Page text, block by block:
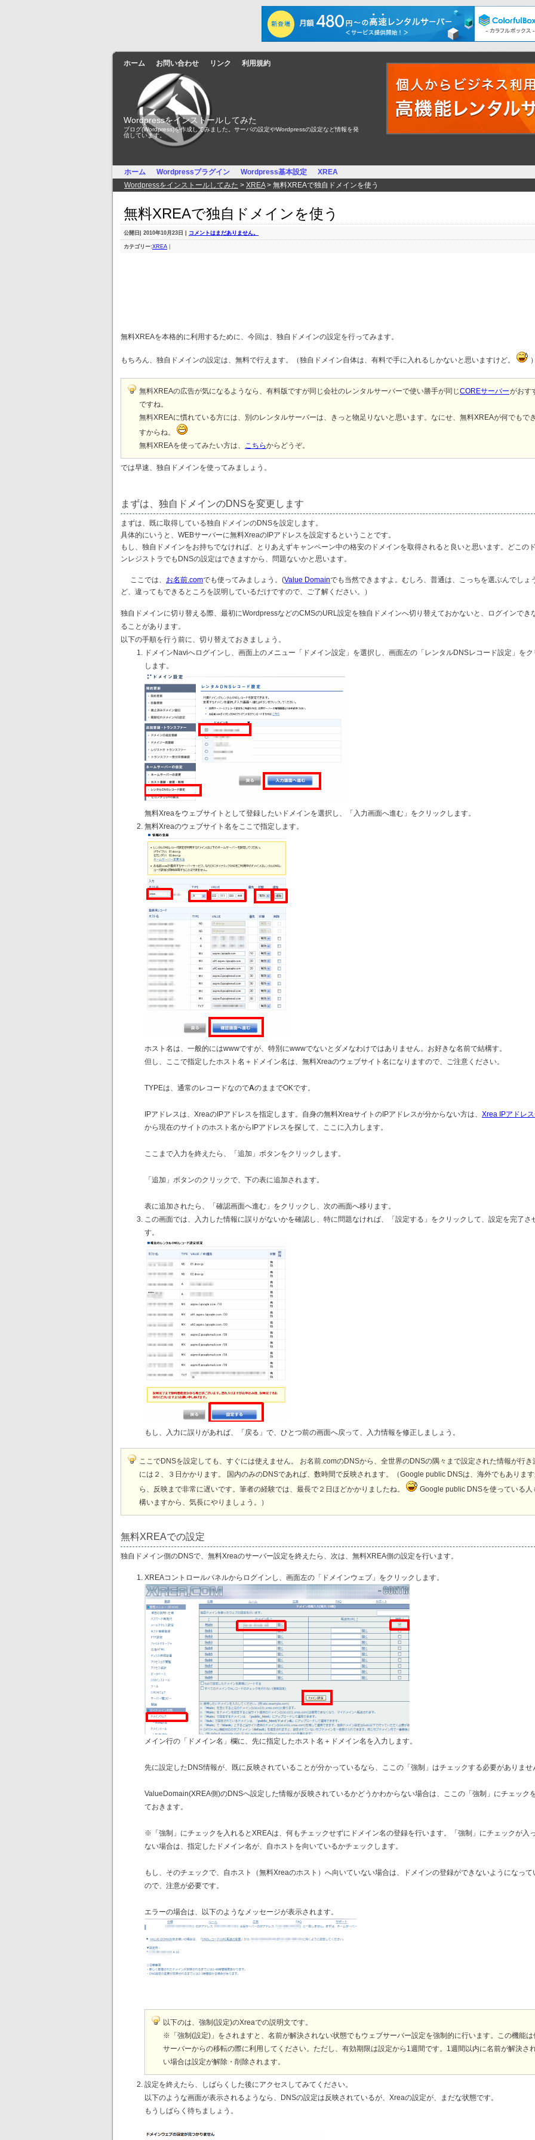
ホーム お問い合わせ リンク 利用規約
Wordpressをインストールしてみた
ブログ(Wordpress)を作成してみました。サーバの設定やWordpressの設定など情報を発
信しています。
ホーム Wordpressプラグイン Wordpress基本設定
XREA
Wordpressをインストールしてみた > XREA> 無料XREAで独自ドメインを使う
無料XREAで独自ドメインを使う
公開日 | 2010年10月23日 | コメントはまだありません。
カテゴリー:XREA
無料XREAを本格的に利用するために、今回は、独自ドメインの設定を行ってみます。
もちろん、独自ドメインの設定は、無料で行えます。（独自ドメイン自体は、有料で手に入れるしかないと思いますけど。 ）
無料XREAの広告が気になるようなら、有料版ですが同じ会社のレンタルサーバーで使い勝手が同じCOREサーバーがおす
ですね。
無料XREAに慣れている方には、別のレンタルサーバーは、きっと物足りないと思います。なにせ、無料XREAが何でもで
すからね。
無料XREAを使ってみたい方は、
こちらからどうぞ。
では早速、独自ドメインを使ってみましょう。
まずは、独自ドメインのDNSを変更します
まずは、既に取得している独自ドメインのDNSを設定します。
具体的にいうと、WEBサーバーに無料XreaのIPアドレスを設定するということです。
もし、独自ドメインをお持ちでなければ、とりあえずキャンペーン中の格安のドメインを取得されると良いと思います。どこの
ンレジストラでもDNSの設定はできますから、問題ないかと思います。
ここでは、 お名前.comでも使ってみましょう。(Value Domainでも当然できますよ。むしろ、普通は、こっちを選ぶんでしょ
ど、違ってもできるところを説明しているだけですので、ご了解ください。）
独自ドメインに切り替える際、最初にWordpressなどのCMSのURL設定を独自ドメインへ切り替えておかないと、ログインでき
ることがあります。
以下の手順を行う前に、切り替えておきましょう。
ドメインNaviへログインし、画面上のメニュー「ドメイン設定」を選択し、画面左の「レンタルDNSレコード設定」をク
します。
無料Xreaをウェブサイトとして登録したいドメインを選択し、「入力画面へ進む」をクリックします。
無料Xreaのウェブサイト名をここで指定します。
ホスト名は、一般的にはwwwですが、特別にwwwでないとダメなわけではありません。お好きな名前で結構す。
但し、ここで指定したホスト名＋ドメイン名は、無料Xreaのウェブサイト名になりますので、ご注意ください。
TYPEは、通常のレコードなのでAのままでOKです。
IPアドレスは、XreaのIPアドレスを指定します。自身の無料XreaサイトのIPアドレスが分からない方は、 Xrea IPアドレ
から現在のサイトのホスト名からIPアドレスを探して、ここに入力します。
ここまで入力を終えたら、「追加」ボタンをクリックします。
「追加」ボタンのクリックで、下の表に追加されます。
表に追加されたら、「確認画面へ進む」をクリックし、次の画面へ移ります。
この画面では、入力した情報に誤りがないかを確認し、特に問題なければ、「設定する」をクリックして、設定を完了さ
す。
もし、入力に誤りがあれば、「戻る」で、ひとつ前の画面へ戻って、入力情報を修正しましょう。
ここでDNSを設定しても、すぐには使えません。 お名前.comのDNSから、全世界のDNSの隅々まで設定された情報が行き
には２、３日かかります。 国内のみのDNSであれば、数時間で反映されます。（Google public DNSは、海外でもありま
ら、反映まで非常に遅いです。筆者の経験では、最長で２日ほどかかりましたね。
Google public DNSを使っている人
構いますから、気長にやりましょう。）
無料XREAでの設定
独自ドメイン側のDNSで、無料Xreaのサーバー設定を終えたら、次は、無料XREA側の設定を行います。
XREAコントロールパネルからログインし、画面左の「ドメインウェブ」をクリックします。
メイン行の「ドメイン名」欄に、先に指定したホスト名＋ドメイン名を入力します。
先に設定したDNS情報が、既に反映されていることが分かっているなら、ここの「強制」はチェックする必要がありませ
ValueDomain(XREA側)のDNSへ設定した情報が反映されているかどうかわからない場合は、ここの「強制」にチェック
ておきます。
※「強制」にチェックを入れるとXREAは、何もチェックせずにドメイン名の登録を行います。「強制」にチェックが入
ない場合は、指定したドメイン名が、自ホストを向いているかチェックします。
もし、そのチェックで、自ホスト（無料Xreaのホスト）へ向いていない場合は、ドメインの登録ができないようになって
ので、注意が必要です。
エラーの場合は、以下のようなメッセージが表示されます。
以下のは、強制(設定)のXreaでの説明文です。
※「強制(設定)」をされますと、名前が解決されない状態でもウェブサーバー設定を強制的に行います。この機能は
サーバーからの移転の際に利用してください。ただし、有効期限は設定から1週間です。1週間以内に名前が解決さ
い場合は設定が解除・削除されます。
設定を終えたら、しばらくした後にアクセスしてみてください。
以下のような画面が表示されるようなら、DNSの設定は反映されているが、Xreaの設定が、まだな状態です。
もうしばらく待ちましょう。